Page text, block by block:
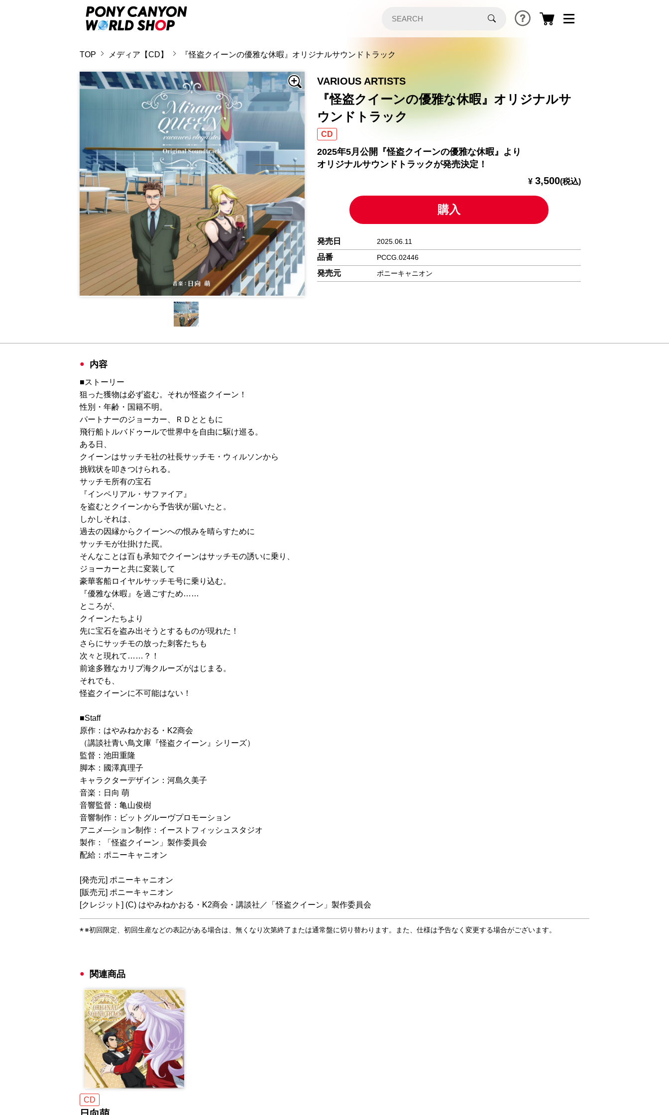
TOP メディア【CD】 『怪盗クイーンの優雅な休暇』オリジナルサウンドトラック
VARIOUS ARTISTS
『怪盗クイーンの優雅な休暇』オリジナルサ
ウンドトラック
CD
2025年5月公開『怪盗クイーンの優雅な休暇』より
オリジナルサウンドトラックが発売決定！
¥ 3,500(税込)
購入
発売日 2025.06.11
品番 PCCG.02446
発売元 ポニーキャニオン
内容
■ストーリー
狙った獲物は必ず盗む。それが怪盗クイーン！
性別・年齢・国籍不明。
パートナーのジョーカー、ＲＤとともに
飛行船トルバドゥールで世界中を自由に駆け巡る。
ある日、
クイーンはサッチモ社の社長サッチモ・ウィルソンから
挑戦状を叩きつけられる。
サッチモ所有の宝石
『インペリアル・サファイア』
を盗むとクイーンから予告状が届いたと。
しかしそれは、
過去の因縁からクイーンへの恨みを晴らすために
サッチモが仕掛けた罠。
そんなことは百も承知でクイーンはサッチモの誘いに乗り、
ジョーカーと共に変装して
豪華客船ロイヤルサッチモ号に乗り込む。
『優雅な休暇』を過ごすため……
ところが、
クイーンたちより
先に宝石を盗み出そうとするものが現れた！
さらにサッチモの放った刺客たちも
次々と現れて……？！
前途多難なカリブ海クルーズがはじまる。
それでも、
怪盗クイーンに不可能はない！
■Staff
原作：はやみねかおる・K2商会
（講談社青い鳥文庫『怪盗クイーン』シリーズ）
監督：池田重隆
脚本：國澤真理子
キャラクターデザイン：河島久美子
音楽：日向 萌
音響監督：亀山俊樹
音響制作：ビットグルーヴプロモーション
アニメ―ション制作：イーストフィッシュスタジオ
製作：「怪盗クイーン」製作委員会
配給：ポニーキャニオン
[発売元] ポニーキャニオン
[販売元] ポニーキャニオン
[クレジット] (C) はやみねかおる・K2商会・講談社／「怪盗クイーン」製作委員会
※初回限定、初回生産などの表記がある場合は、無くなり次第終了または通常盤に切り替わります。また、仕様は予告なく変更する場合がございます。
関連商品
CD